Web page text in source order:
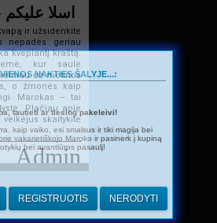
Salamu 'lekum - اسلا عليكم
ir užsidenkite
nepadės geriau
kvepiantį kraštą.
kur saulė
už motinos
o žmonės kaip
Marokas – tai
Plačiau apie
skaitykite
Admin
NAKTIES ŠALYJE...:
tautieti ar tiesiog pakeleivi!
kaip vaiko, esi smalsus ir tiki magija bei
vakarietiškojo Maroko ir pasinerk į kupiną
bei avantiūros pasaulį!
REGISTRUOTIS NERODYTI